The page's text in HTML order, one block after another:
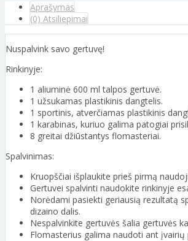
Aprašymas
(0) Atsiliepimai
Nuspalvink savo gertuvę!
Rinkinyje:
1 aliuminė 600 ml talpos gertuvė.
1 užsukamas plastikinis dangtelis.
1 sportinis, atverčiamas plastikinis
1 karabinas, kuriuo galima patogiai
8 greitai džiūstantys flomasteriai.
Spalvinimas:
Kruopščiai išplaukite prieš pirmą
Gertuvei spalvinti naudokite rinkinyje
Norėdami pasiekti geriausią rezultatą
dizaino dalis.
Nespalvinkite gertuvės šalia gertuvės
Flomasterius galima naudoti ant įvairių